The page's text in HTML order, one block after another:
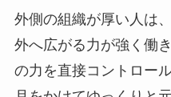
外側の組織が厚い人は
外へ広がる力が強く働
の力を直接コントロー